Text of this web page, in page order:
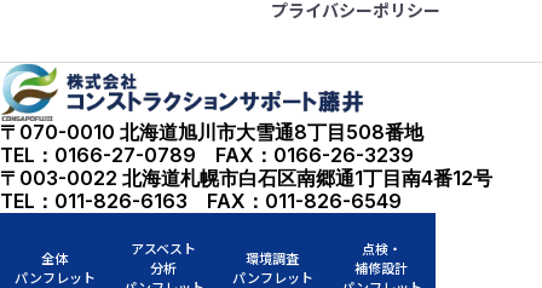
プライバシーポリシー
〒070-0010 北海道旭川市大雪通8丁目508番地
TEL：0166-27-0789 FAX：0166-26-3239
〒003-0022 北海道札幌市白石区南郷通1丁目南4番12号
TEL：011-826-6163 FAX：011-826-6549
全体
パンフレット
アスベスト
分析
環境調査
パンフレット
点検・
補修設計